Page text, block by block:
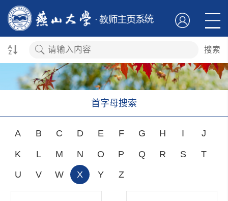
搜索
首字母搜索
A B C D E F G H I J
K L M N O P Q R S T
U V W X Y Z